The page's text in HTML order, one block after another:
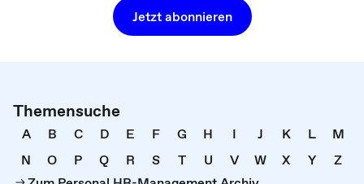
Jetzt abonnieren
Themensuche
A B C D E F G H I J K L
M
N
O P Q R S T U V W X Y
Z